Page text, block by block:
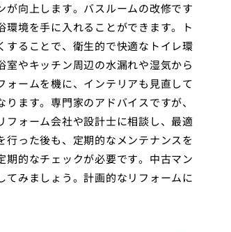
向上します。バスルームの改修です
境を手に入れることができます。ト
ることで、衛生的で快適なトイレ環
やキッチン周辺の水漏れや湿気から
ームを機に、インテリアも見直して
ます。専門家のアドバイスですが、
フォーム会社や設計士に相談し、最適
った後も、定期的なメンテナンスを
的なチェックが必要です。中古マン
みましょう。計画的なリフォームに